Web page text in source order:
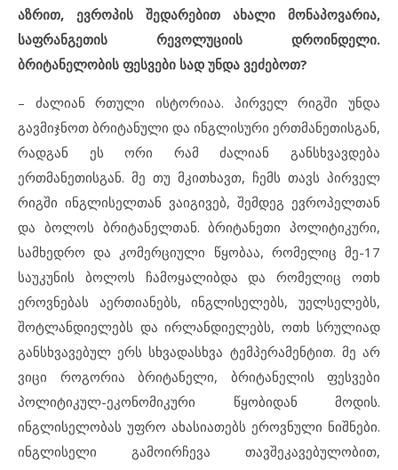
აზრით, ევროპის შედარებით ახალი მონაპოვარია,
საფრანგეთის რევოლუციის დროინდელი.
ბრიტანელობის ფესვები სად უნდა ვეძებოთ?
– ძალიან რთული ისტორიაა. პირველ რიგში უნდა
გავმიჯნოთ ბრიტანული და ინგლისური ერთმანეთისგან,
რადგან ეს ორი რამ ძალიან განსხვავდება
ერთმანეთისგან. მე თუ მკითხავთ, ჩემს თავს პირველ
რიგში ინგლისელთან ვაიგივებ, შემდეგ ევროპელთან
და ბოლოს ბრიტანელთან. ბრიტანეთი პოლიტიკური,
სამხედრო და კომერციული წყობაა, რომელიც მე-17
საუკუნის ბოლოს ჩამოყალიბდა და რომელიც ოთხ
ეროვნებას აერთიანებს, ინგლისელებს, უელსელებს,
შოტლანდიელებს და ირლანდიელებს, ოთხ სრულიად
განსხვავებულ ერს სხვადასხვა ტემპერამენტით. მე არ
ვიცი როგორია ბრიტანელი, ბრიტანელის ფესვები
პოლიტიკულ-ეკონომიკური წყობიდან მოდის.
ინგლისელობას უფრო ახასიათებს ეროვნული ნიშნები.
ინგლისელი გამოირჩევა თავშეკავებულობით,